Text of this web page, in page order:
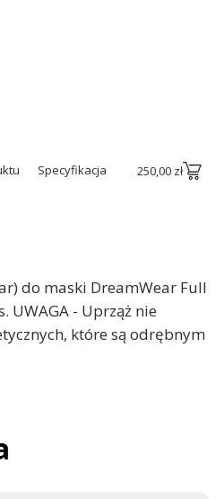
Specyfikacja 250,00 zł
do maski DreamWear Full
UWAGA - Uprząż nie
które są odrębnym